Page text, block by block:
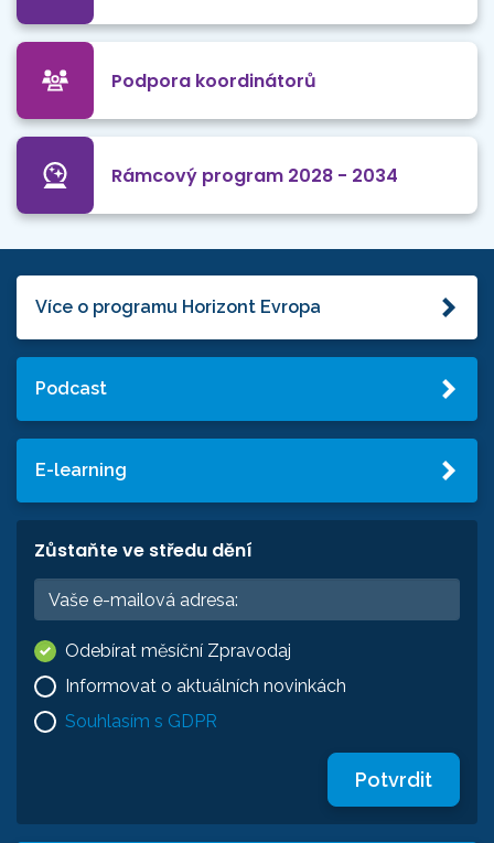
Podpora koordinátorů
Rámcový program 2028 - 2034
Více o programu Horizont Evropa
Podcast
E-learning
Zůstaňte ve středu dění
Odebírat měsíční Zpravodaj
Informovat o aktuálních novinkách
Souhlasím s GDPR
Potvrdit